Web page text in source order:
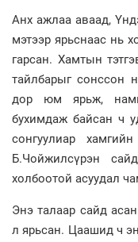
Анх ажлаа аваад,
мэтээр ярьснаас нь
гарсан. Хамтын
тайлбарыг сонссон
дор юм ярьж,
бухимдаж байсан ч
сонгуулиар
Б.Чойжилсүрэн
холбоотой асуудал
Энэ талаар сайд
л ярьсан. Цаашид ч